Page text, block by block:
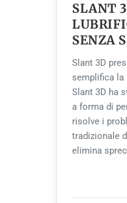
SLANT
SENZA
Slant 3D
semplifica la
Slant 3D ha
a forma di
risolve i
tradizionale
elimina